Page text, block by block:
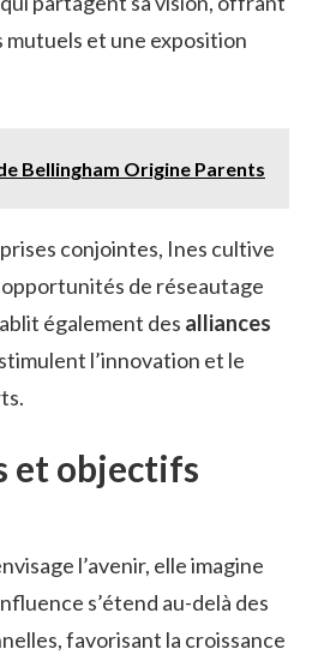
mutuels et une exposition
Bellingham Origine Parents
conjointes, Ines cultive
de réseautage
également des alliances
l’innovation et le
et objectifs
l’avenir, elle imagine
s’étend au-delà des
favorisant la croissance